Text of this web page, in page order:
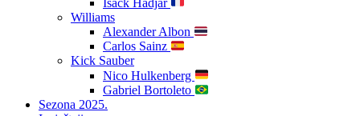
Williams
Alexander Albon
Carlos Sainz
Kick Sauber
Nico Hulkenberg
Gabriel Bortoleto
Sezona 2025.